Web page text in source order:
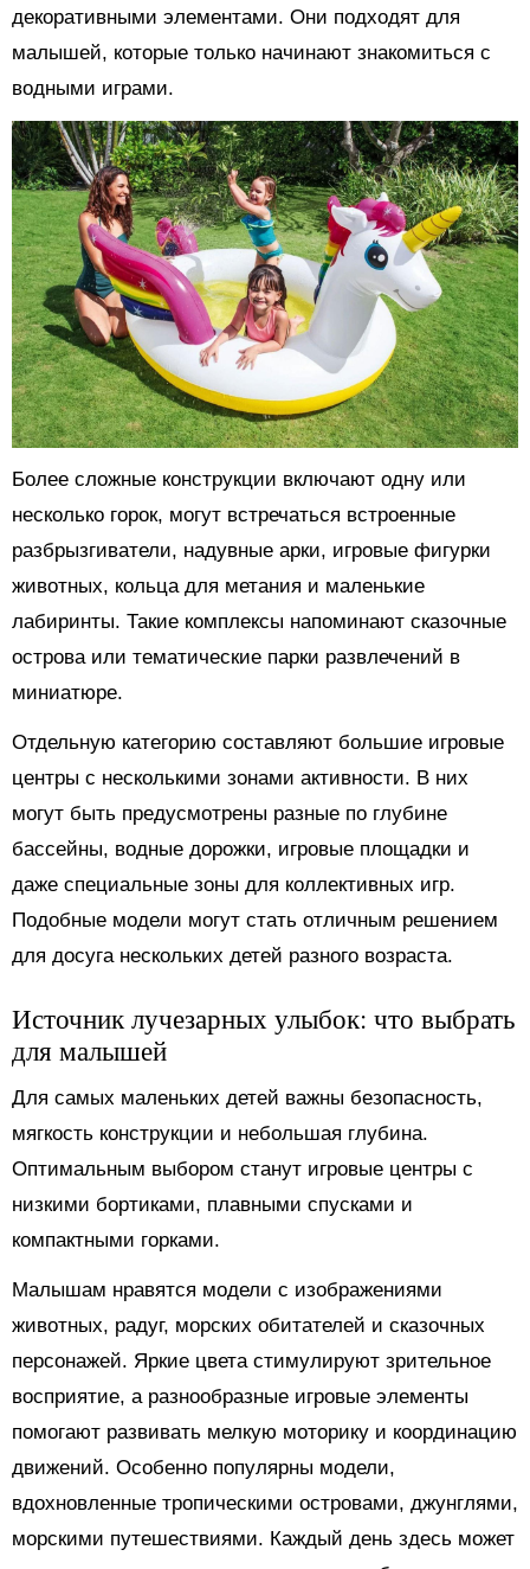
декоративными элементами. Они подходят для
малышей, которые только начинают знакомиться с
водными играми.
Более сложные конструкции включают одну или
несколько горок, могут встречаться встроенные
разбрызгиватели, надувные арки, игровые фигурки
животных, кольца для метания и маленькие
лабиринты. Такие комплексы напоминают сказочные
острова или тематические парки развлечений в
миниатюре.
Отдельную категорию составляют большие игровые
центры с несколькими зонами активности. В них
могут быть предусмотрены разные по глубине
бассейны, водные дорожки, игровые площадки и
даже специальные зоны для коллективных игр.
Подобные модели могут стать отличным решением
для досуга нескольких детей разного возраста.
Источник лучезарных улыбок: что выбрать
для малышей
Для самых маленьких детей важны безопасность,
мягкость конструкции и небольшая глубина.
Оптимальным выбором станут игровые центры с
низкими бортиками, плавными спусками и
компактными горками.
Малышам нравятся модели с изображениями
животных, радуг, морских обитателей и сказочных
персонажей. Яркие цвета стимулируют зрительное
восприятие, а разнообразные игровые элементы
помогают развивать мелкую моторику и координацию
движений. Особенно популярны модели,
вдохновленные тропическими островами, джунглями,
морскими путешествиями. Каждый день здесь может